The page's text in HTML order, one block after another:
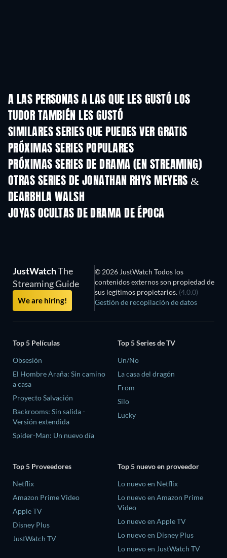
A LAS PERSONAS A LAS QUE LES GUSTÓ LOS
TUDOR TAMBIÉN LES GUSTÓ
TV
SIMILARES SERIES QUE PUEDES VER GRATIS
TV TV
PRÓXIMAS SERIES POPULARES
TV
PRÓXIMAS SERIES DE DRAMA (EN STREAMING)
Temporada 4 Temporada 6
OTRAS SERIES DE JONATHAN RHYS MEYERS &
DEARBHLA WALSH
TV
JOYAS OCULTAS DE DRAMA DE ÉPOCA
JustWatchThe
Streaming Guide
We are hiring!
© 2026 JustWatch Todos los
contenidos externos son propiedad de
sus legítimos propietarios. (4.0.0)
Gestión de recopilación de datos
Top 5 Películas
Obsesión
El Hombre Araña: Sin camino
a casa
Proyecto Salvación
Backrooms: Sin salida -
Versión extendida
Spider-Man: Un nuevo día
Top 5 Series de TV
Un/No
La casa del dragón
From
Silo
Lucky
Top 5 Proveedores
Netflix
Amazon Prime Video
Apple TV
Disney Plus
JustWatch TV
Top 5 nuevo en proveedor
Lo nuevo en Netflix
Lo nuevo en Amazon Prime
Video
Lo nuevo en Apple TV
Lo nuevo en Disney Plus
Lo nuevo en JustWatch TV